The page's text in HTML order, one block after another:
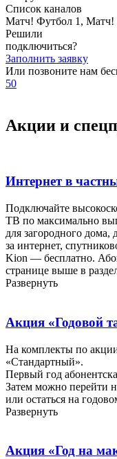
Список каналов
Матч! Футбол 1,
Решили
подключиться?
Заполнить заявку
Или позвоните нам
50
Акции и
Интернет в
Подключайте
ТВ по максимально
для загородного
за интернет,
Kion — бесплатно.
странице выше в
Развернуть
Акция «Годовой
На комплекты по
«Стандартный».
Первый год
Затем можно перейти
или остаться на
Развернуть
Акция «Год на